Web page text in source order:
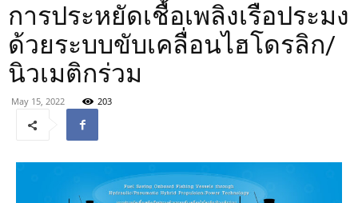
การประหยัดเชื้อเพลิงเรือประมง
ด้วยระบบขับเคลื่อนไฮโดรลิก/
นิวเมติกร่วม
May 15, 2022 203